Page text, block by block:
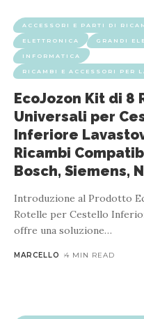
Paxanpax 68-
Fuori produzione ‏ : ‎ No Dimensioni prodotto ‏ : ‎ 24 x 13,5 x 12,5 cm; 400,01 grammi Disponibile su Amazon.it a partire dal ‏ : ‎ 10 giugno 2014 Produttore ‏ : ‎ Europart Garanzia e recesso: Se vuoi
ACCESSORI E PARTI DI
ELETTRONICA GRANDI
INFORMATICA
RICAMBI E ACCESSORI PER
EcoJozon Kit di 8
Universali per
Inferiore
Ricambi
Bosch, Siemens,
Introduzione al Prodotto
Rotelle per Cestello
offre una soluzione…
MARCELLO 4 MIN READ